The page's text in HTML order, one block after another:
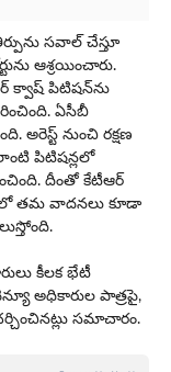
సవాల్‌ చేస్తూ
ఆశ్రయించారు.
క్వాష్‌ పిటిషన్‌ను
ఏసీబీ
అరెస్ట్‌ నుంచి రక్షణ
పిటిష‌న్ల‌లో
దీంతో కేటీఆర్
త‌మ వాద‌న‌లు కూడా
కీల‌క భేటీ
అధికారుల పాత్రపై,
స‌మాచారం.